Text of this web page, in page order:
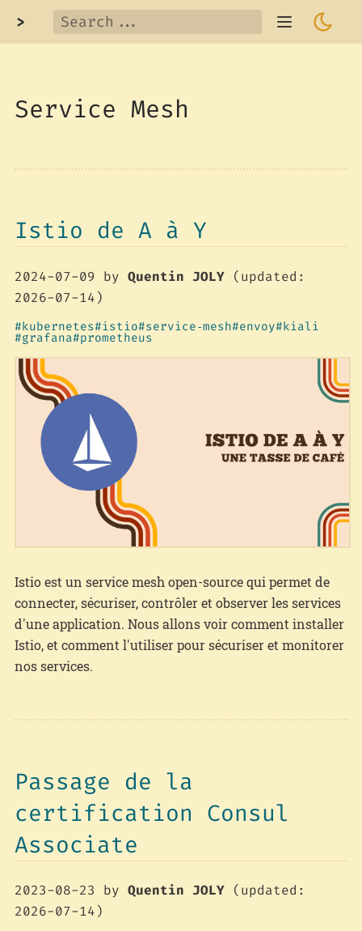
>
Service Mesh
Istio de A à Y
2024-07-09 by Quentin JOLY(updated:
2026-07-14)
kubernetes istio service‑mesh envoy kiali
grafana prometheus
Istio est un service mesh open-source qui permet de
connecter, sécuriser, contrôler et observer les services
d'une application. Nous allons voir comment installer
Istio, et comment l'utiliser pour sécuriser et monitorer
nos services.
Passage de la
certification Consul
Associate
2023-08-23 by Quentin JOLY(updated:
2026-07-14)